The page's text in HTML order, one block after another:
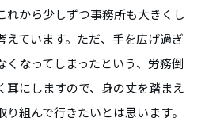
れから少しずつ事務所も大きくし
えています。ただ、手を広げ過ぎ
くなってしまったという、労務倒
耳にしますので、身の丈を踏まえ
り組んで行きたいとは思います。